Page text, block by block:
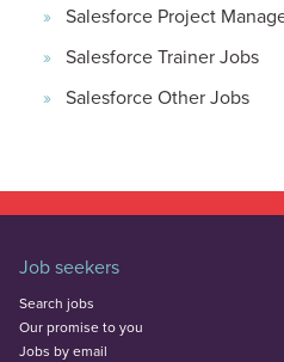
Salesforce Project
Salesforce Trainer Jobs
Salesforce Other Jobs
Job seekers
Search jobs
Our promise to you
Jobs by email